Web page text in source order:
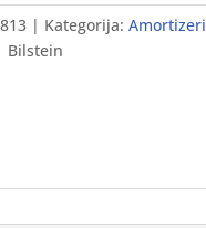
Kategorija: Amortizeri
Bilstein